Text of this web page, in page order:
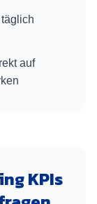
auf
KPIs